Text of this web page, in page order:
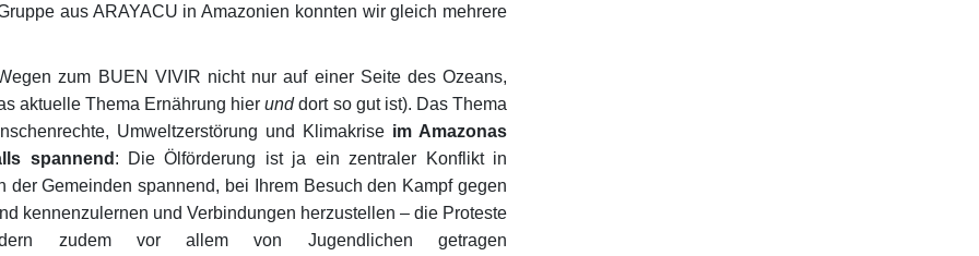
aus ARAYACU in Amazonien konnten wir gleich mehrere
zum BUEN VIVIR nicht nur auf einer Seite des Ozeans,
aktuelle Thema Ernährung hierunddort so gut ist). Das Thema
Umweltzerstörung und Klimakrise im Amazonas
spannend : Die Ölförderung ist ja ein zentraler Konflikt in
Gemeinden spannend, bei Ihrem Besuch den Kampf gegen
kennenzulernen und Verbindungen herzustellen – die Proteste
zudem vor allem von Jugendlichen getragen